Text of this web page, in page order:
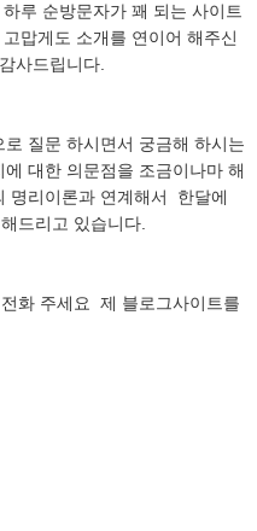
루 순방문자가 꽤 되는 사이트
맙게도 소개를 연이어 해주신
사드립니다.
질문 하시면서 궁금해 하시는
대한 의문점을 조금이나마 해
명리이론과 연계해서 한달에
드리고 있습니다.
화 주세요 제 블로그사이트를